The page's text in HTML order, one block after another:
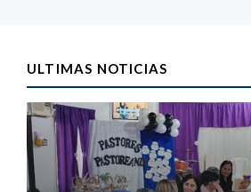
ULTIMAS NOTICIAS